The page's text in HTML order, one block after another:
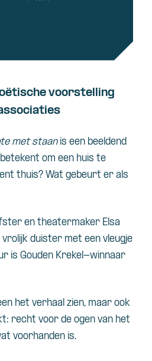
voorstelling
met staanis een beeldend
om een huis te
thuis? Wat gebeurt er als
en theatermaker Elsa
duister met een vleugje
is Gouden Krekel-winnaar
het verhaal zien, maar ook
recht voor de ogen van het
voorhanden is.